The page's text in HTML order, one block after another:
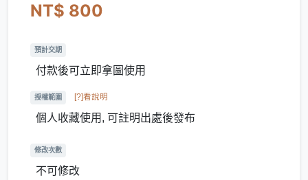
NT$ 800
預計交期
付款後可立即拿圖使用
授權範圍 [?]看說明
個人收藏使用, 可註明出處後發布
修改次數
不可修改